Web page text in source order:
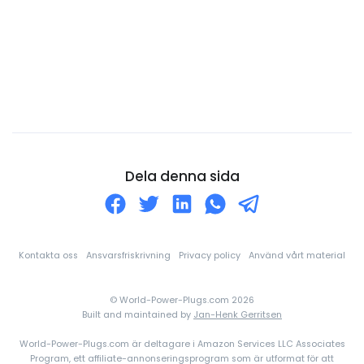
El Salvador
Estland
Dela denna sida
Kontakta oss Ansvarsfriskrivning Privacy policy Använd vårt material
© World-Power-Plugs.com 2026
Built and maintained by Jan-Henk Gerritsen
World-Power-Plugs.com är deltagare i Amazon Services LLC Associates
Program, ett affiliate-annonseringsprogram som är utformat för att